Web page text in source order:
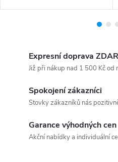
Expresní doprava
Již při nákup nad 1 500 Kč
Spokojení zákazníci
Stovky zákazníků nás
Garance výhodných cen
Akční nabídky a individuální